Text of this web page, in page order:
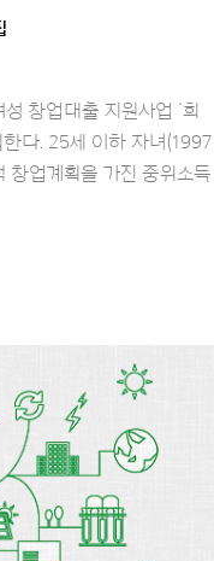
창업대출 지원사업 ‘희
다. 25세 이하 자녀(1997
창업계획을 가진 중위소득